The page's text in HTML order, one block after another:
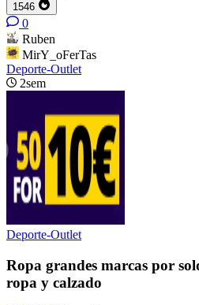
1546
0
Ruben
MirY_oFerTas
Deporte-Outlet
2sem
Deporte-Outlet
Ropa grandes marcas por
ropa y calzado